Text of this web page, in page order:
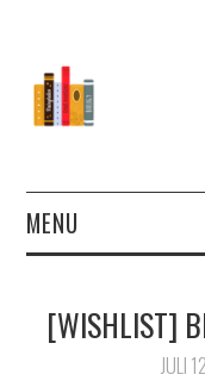
MENU
AUTHOR
[WISHLIST]
JULI